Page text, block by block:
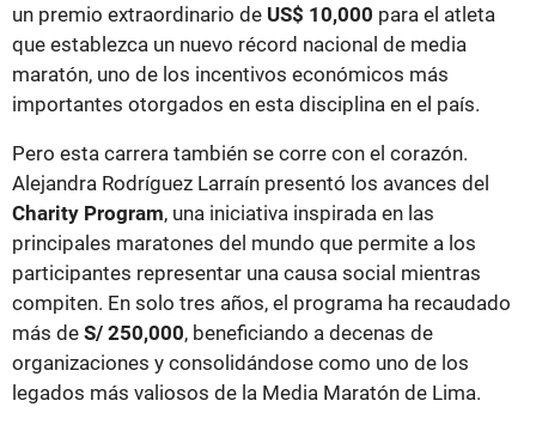
un premio extraordinario de US$ 10,000 para el atleta
que establezca un nuevo récord nacional de media
maratón, uno de los incentivos económicos más
importantes otorgados en esta disciplina en el país.
Pero esta carrera también se corre con el corazón.
Alejandra Rodríguez Larraín presentó los avances del
Charity Program, una iniciativa inspirada en las
principales maratones del mundo que permite a los
participantes representar una causa social mientras
compiten. En solo tres años, el programa ha recaudado
más de S/ 250,000, beneficiando a decenas de
organizaciones y consolidándose como uno de los
legados más valiosos de la Media Maratón de Lima.